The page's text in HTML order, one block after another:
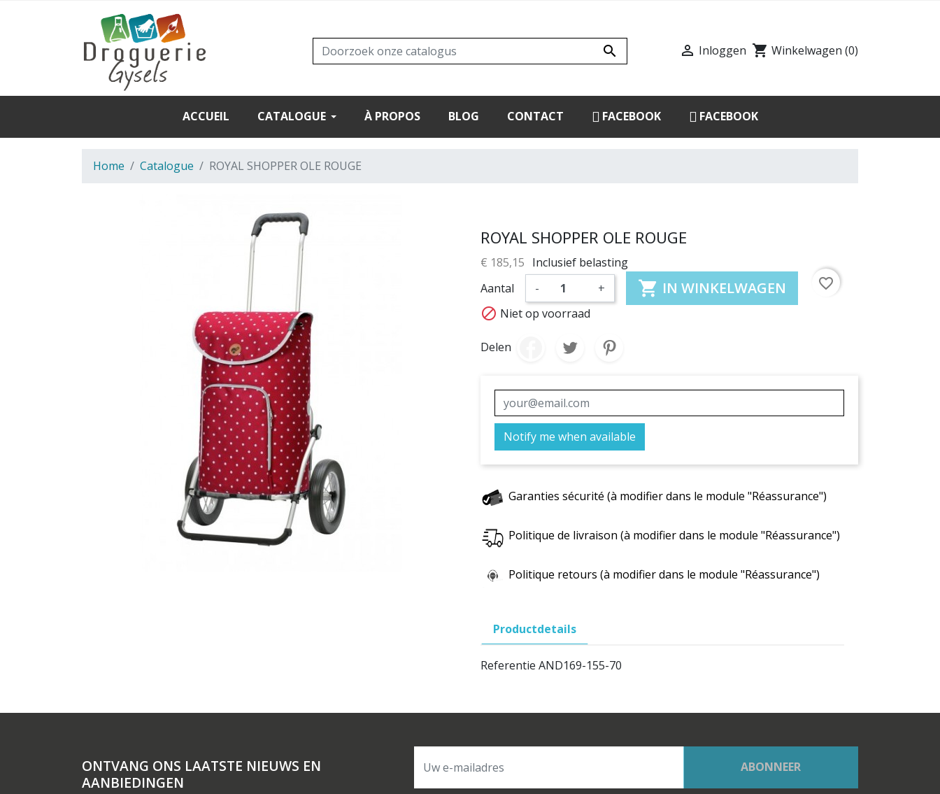
  Inloggen shopping_cart Winkelwagen (0)
ACCUEIL CATALOGUE À PROPOS BLOG CONTACT FACEBOOK FACEBOOK
Home Catalogue ROYAL SHOPPER OLE ROUGE
ROYAL SHOPPER OLE ROUGE
€ 185,15 Inclusief belasting
Aantal
- +  IN WINKELWAGEN
favorite_border
 Niet op voorraad
Delen
Notify me when available
Garanties sécurité (à modifier dans le module "Réassurance")
Politique de livraison (à modifier dans le module "Réassurance")
Politique retours (à modifier dans le module "Réassurance")
Productdetails
Referentie AND169-155-70
ONTVANG ONS LAATSTE NIEUWS EN
AANBIEDINGEN
ABONNEER